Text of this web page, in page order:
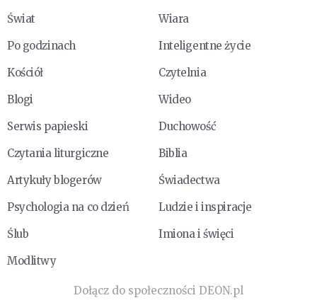
Świat
Wiara
Po godzinach
Inteligentne życie
Kościół
Czytelnia
Blogi
Wideo
Serwis papieski
Duchowość
Czytania liturgiczne
Biblia
Artykuły blogerów
Świadectwa
Psychologia na co dzień
Ludzie i inspiracje
Ślub
Imiona i święci
Modlitwy
Dołącz do społeczności DEON.pl